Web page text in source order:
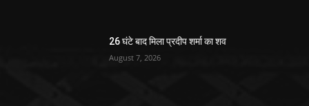
26 घंटे बाद मिला प्रदीप शर्मा का शव
August 7, 2026